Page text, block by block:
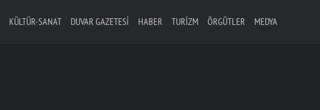
KÜLTÜR-SANAT DUVAR GAZETESI HABER TURIZM ÖRGÜTLER MEDYA